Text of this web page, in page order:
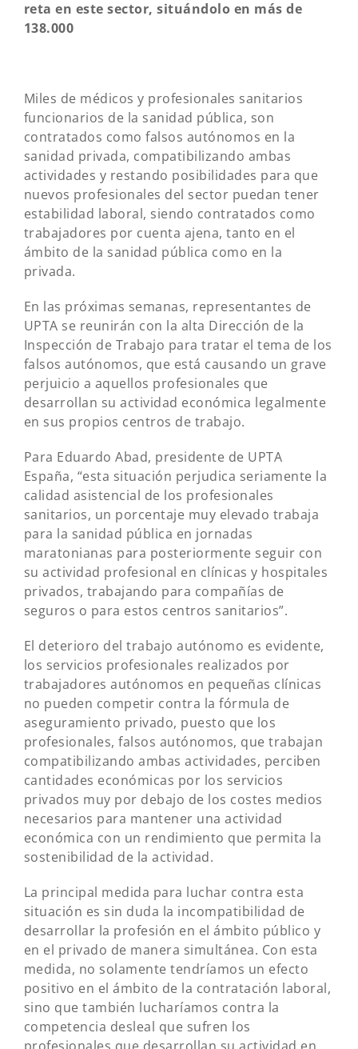
reta en este sector, situándolo en más de
138.000
Miles de médicos y profesionales sanitarios
funcionarios de la sanidad pública, son
contratados como falsos autónomos en la
sanidad privada, compatibilizando ambas
actividades y restando posibilidades para que
nuevos profesionales del sector puedan tener
estabilidad laboral, siendo contratados como
trabajadores por cuenta ajena, tanto en el
ámbito de la sanidad pública como en la
privada.
En las próximas semanas, representantes de
UPTA se reunirán con la alta Dirección de la
Inspección de Trabajo para tratar el tema de los
falsos autónomos, que está causando un grave
perjuicio a aquellos profesionales que
desarrollan su actividad económica legalmente
en sus propios centros de trabajo.
Para Eduardo Abad, presidente de UPTA
España, “esta situación perjudica seriamente la
calidad asistencial de los profesionales
sanitarios, un porcentaje muy elevado trabaja
para la sanidad pública en jornadas
maratonianas para posteriormente seguir con
su actividad profesional en clínicas y hospitales
privados, trabajando para compañías de
seguros o para estos centros sanitarios”.
El deterioro del trabajo autónomo es evidente,
los servicios profesionales realizados por
trabajadores autónomos en pequeñas clínicas
no pueden competir contra la fórmula de
aseguramiento privado, puesto que los
profesionales, falsos autónomos, que trabajan
compatibilizando ambas actividades, perciben
cantidades económicas por los servicios
privados muy por debajo de los costes medios
necesarios para mantener una actividad
económica con un rendimiento que permita la
sostenibilidad de la actividad.
La principal medida para luchar contra esta
situación es sin duda la incompatibilidad de
desarrollar la profesión en el ámbito público y
en el privado de manera simultánea. Con esta
medida, no solamente tendríamos un efecto
positivo en el ámbito de la contratación laboral,
sino que también lucharíamos contra la
competencia desleal que sufren los